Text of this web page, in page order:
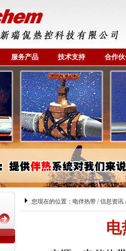
服务产品 技术支持 合作
您现在的位置： 电伴热带 /信息资讯
电